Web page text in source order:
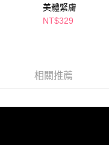
美體緊膚
NT$329
相關推薦